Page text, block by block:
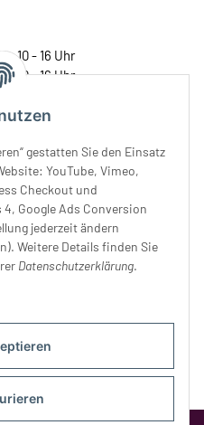
gestatten Sie den Einsatz
YouTube, Vimeo,
Checkout und
Google Ads Conversion
jederzeit ändern
Weitere Details finden Sie
Datenschutzerklärung.
10 - 16 Uhr
10 - 16 Uhr
10 - 18 Uhr
10 - 14 Uhr